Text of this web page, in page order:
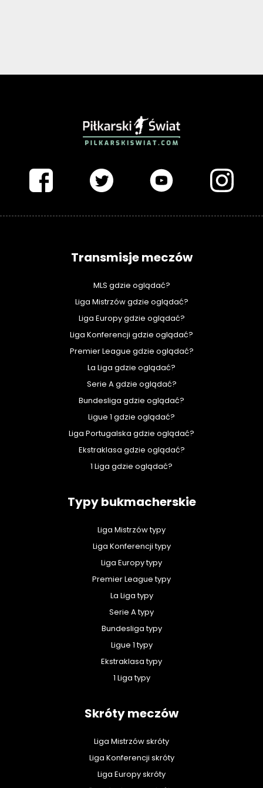
Transmisje meczów
MLS gdzie oglądać?
Liga Mistrzów gdzie oglądać?
Liga Europy gdzie oglądać?
Liga Konferencji gdzie oglądać?
Premier League gdzie oglądać?
La Liga gdzie oglądać?
Serie A gdzie oglądać?
Bundesliga gdzie oglądać?
Ligue 1 gdzie oglądać?
Liga Portugalska gdzie oglądać?
Ekstraklasa gdzie oglądać?
1 Liga gdzie oglądać?
Typy bukmacherskie
Liga Mistrzów typy
Liga Konferencji typy
Liga Europy typy
Premier League typy
La Liga typy
Serie A typy
Bundesliga typy
Ligue 1 typy
Ekstraklasa typy
1 Liga typy
Skróty meczów
Liga Mistrzów skróty
Liga Konferencji skróty
Liga Europy skróty